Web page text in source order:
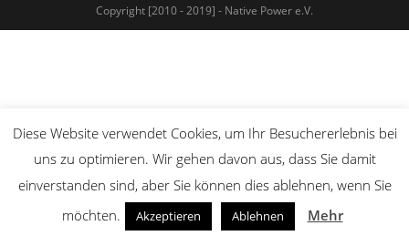
Copyright [2010 - 2019] - Native Power e.V.
Diese Website verwendet Cookies, um Ihr Besuchererlebnis bei
uns zu optimieren. Wir gehen davon aus, dass Sie damit
einverstanden sind, aber Sie können dies ablehnen, wenn Sie
möchten.
Akzeptieren Ablehnen Mehr